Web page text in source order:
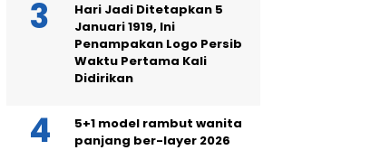
Hari Jadi Ditetapkan 5
Januari 1919, Ini
Penampakan Logo Persib
Waktu Pertama Kali
Didirikan
5+1 model rambut wanita
panjang ber-layer 2026